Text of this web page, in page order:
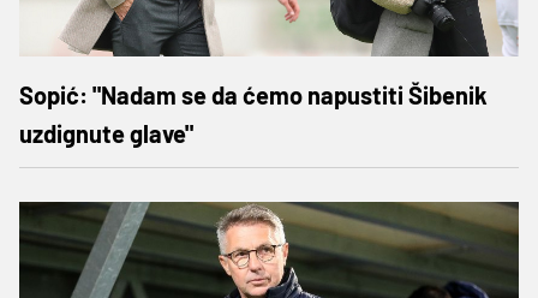
Sopić: "Nadam se da ćemo napustiti Šibenik
uzdignute glave"